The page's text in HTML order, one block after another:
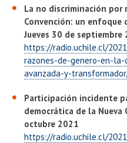
La no discriminación por
Convención: un enfoque
Jueves 30 de septiembre
https://radio.uchile.cl/
razones-de-genero-en-
avanzada-y-
Participación incidente
democrática de la
octubre 2021
https://radio.uchile.cl/